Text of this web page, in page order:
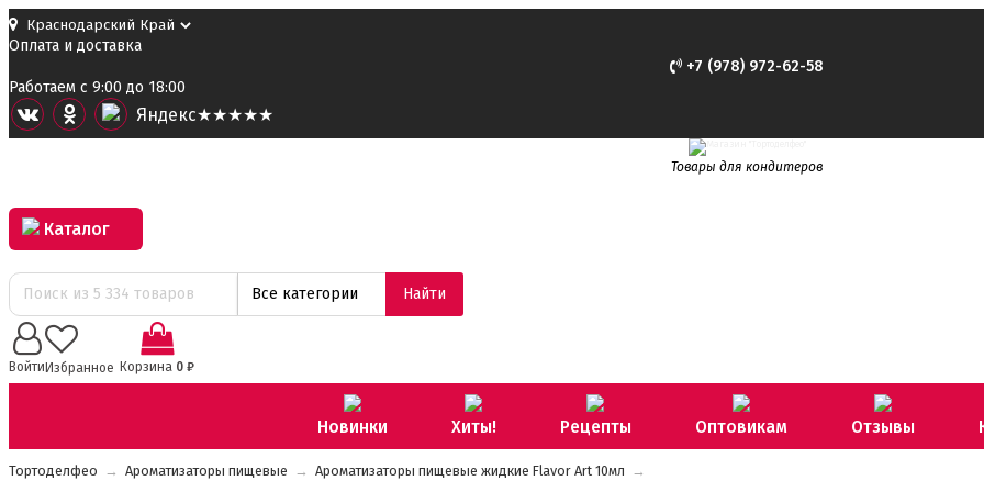
Оплата и доставка
+7 (978) 972-62-58
Работаем с 9:00 до 18:00
Яндекс★★★★★
Товары для кондитеров
Каталог
Все категории Найти
ВойтиИзбранное Корзина 0 ₽
Новинки Хиты! Рецепты Оптовикам Отзывы
Тортоделфео → Ароматизаторы пищевые → Ароматизаторы пищевые жидкие Flavor Art 10мл →